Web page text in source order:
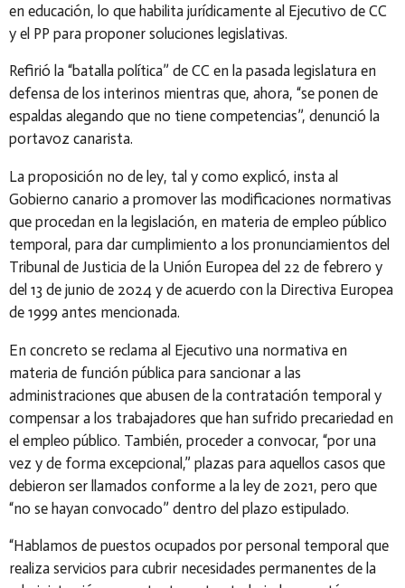
en educación, lo que habilita jurídicamente al Ejecutivo de CC
y el PP para proponer soluciones legislativas.
Refirió la “batalla política” de CC en la pasada legislatura en
defensa de los interinos mientras que, ahora, “se ponen de
espaldas alegando que no tiene competencias”, denunció la
portavoz canarista.
La proposición no de ley, tal y como explicó, insta al
Gobierno canario a promover las modificaciones normativas
que procedan en la legislación, en materia de empleo público
temporal, para dar cumplimiento a los pronunciamientos del
Tribunal de Justicia de la Unión Europea del 22 de febrero y
del 13 de junio de 2024 y de acuerdo con la Directiva Europea
de 1999 antes mencionada.
En concreto se reclama al Ejecutivo una normativa en
materia de función pública para sancionar a las
administraciones que abusen de la contratación temporal y
compensar a los trabajadores que han sufrido precariedad en
el empleo público. También, proceder a convocar, “por una
vez y de forma excepcional,” plazas para aquellos casos que
debieron ser llamados conforme a la ley de 2021, pero que
“no se hayan convocado” dentro del plazo estipulado.
“Hablamos de puestos ocupados por personal temporal que
realiza servicios para cubrir necesidades permanentes de la